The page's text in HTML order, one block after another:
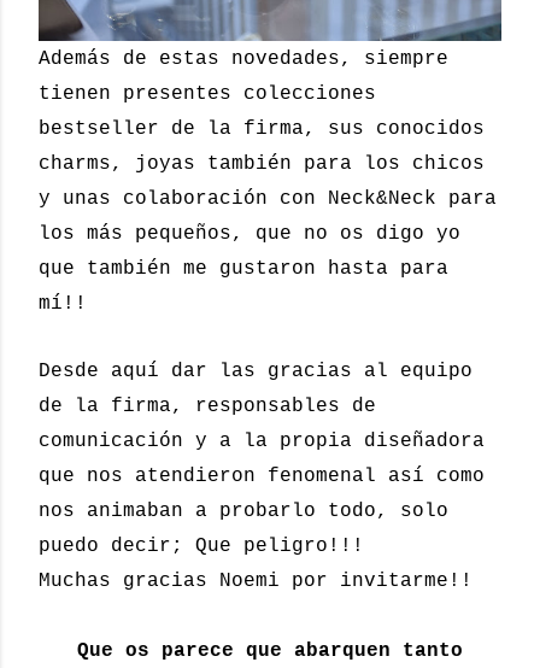
Además de estas novedades, siempre
tienen presentes colecciones
bestseller de la firma, sus conocidos
charms, joyas también para los chicos
y unas colaboración con Neck&Neck para
los más pequeños, que no os digo yo
que también me gustaron hasta para
mí!!
Desde aquí dar las gracias al equipo
de la firma, responsables de
comunicación y a la propia diseñadora
que nos atendieron fenomenal así como
nos animaban a probarlo todo, solo
puedo decir; Que peligro!!!
Muchas gracias Noemi por invitarme!!
Que os parece que abarquen tanto